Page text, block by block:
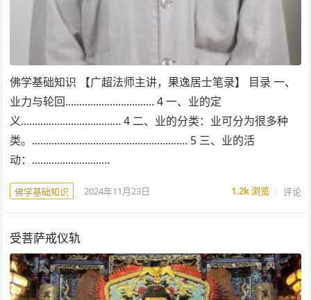
佛学基础知识 【广超法师主讲，果逸居士笔录】 目录 一、
业力与轮回................................ 4 一、业的定
义.................................... 4 二、业的分类：业可分为很多种
类。........................................................ 5 三、业的活
动：.........................…
佛学基础知识 2024年11月23日 1.2k浏览 评论
受菩萨戒仪轨